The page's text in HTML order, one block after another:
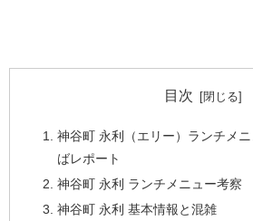
目次
神谷町 永利（エリー）ランチメ
ばレポート
神谷町 永利 ランチメニュー考察
神谷町 永利 基本情報と混雑